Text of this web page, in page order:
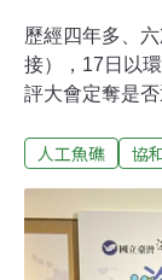
歷經四年多、
接），17日以
評大會定奪是
0.5GW的燃重
槽及氣化設施
務安全的民眾
上午9點30分
人工魚礁 協